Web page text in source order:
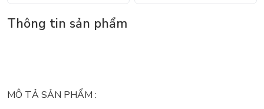
Thông tin sản phẩm
MÔ TẢ SẢN PHẨM :